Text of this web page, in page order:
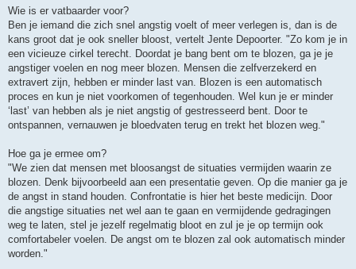
Wie is er vatbaarder voor?
Ben je iemand die zich snel angstig voelt of meer verlegen is, dan is de
kans groot dat je ook sneller bloost, vertelt Jente Depoorter. "Zo kom je in
een vicieuze cirkel terecht. Doordat je bang bent om te blozen, ga je je
angstiger voelen en nog meer blozen. Mensen die zelfverzekerd en
extravert zijn, hebben er minder last van. Blozen is een automatisch
proces en kun je niet voorkomen of tegenhouden. Wel kun je er minder
‘last’ van hebben als je niet angstig of gestresseerd bent. Door te
ontspannen, vernauwen je bloedvaten terug en trekt het blozen weg."
Hoe ga je ermee om?
"We zien dat mensen met bloosangst de situaties vermijden waarin ze
blozen. Denk bijvoorbeeld aan een presentatie geven. Op die manier ga je
de angst in stand houden. Confrontatie is hier het beste medicijn. Door
die angstige situaties net wel aan te gaan en vermijdende gedragingen
weg te laten, stel je jezelf regelmatig bloot en zul je je op termijn ook
comfortabeler voelen. De angst om te blozen zal ook automatisch minder
worden."